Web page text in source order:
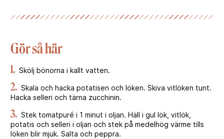
Gör så här
1. Skölj bönorna i kallt vatten.
2. Skala och hacka potatisen och löken. Skiva vitlöken tunt.
Hacka selleri och tärna zucchinin.
3. Stek tomatpuré i 1 minut i oljan. Häll i gul lök, vitlök,
potatis och selleri i oljan och stek på medelhög värme tills
löken blir mjuk. Salta och peppra.